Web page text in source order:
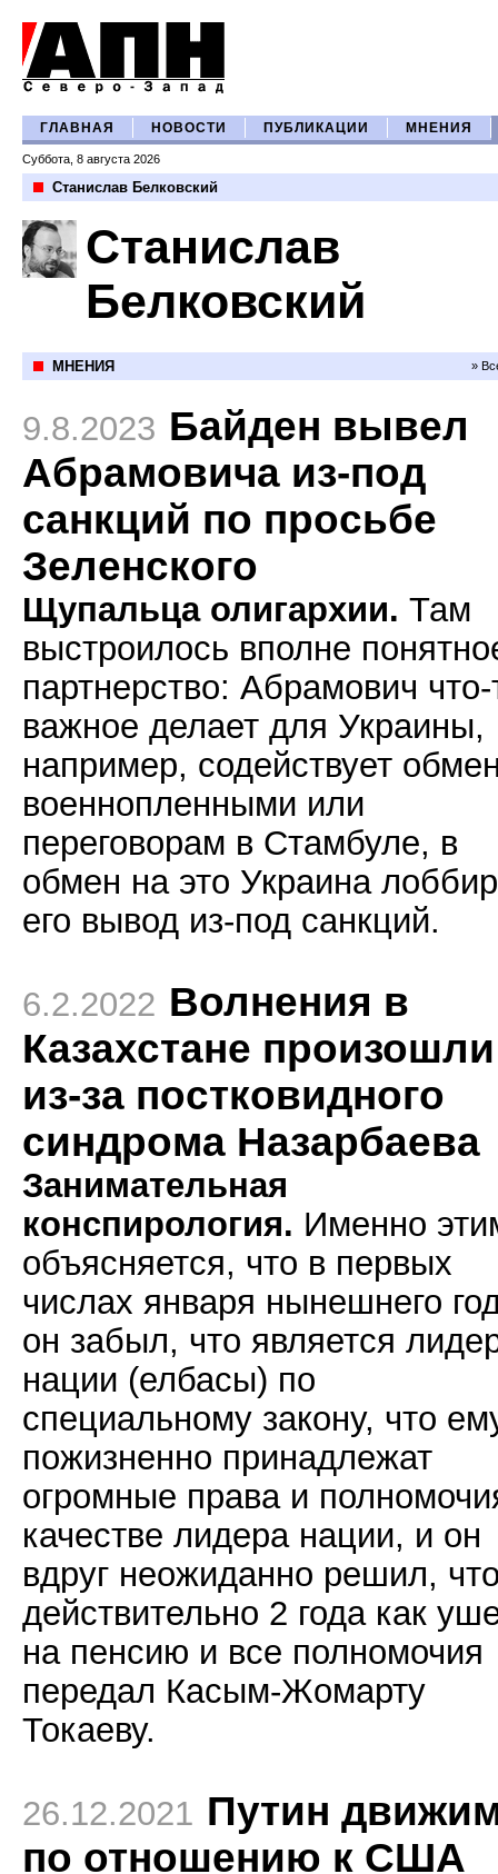
ГЛАВНАЯ НОВОСТИ ПУБЛИКАЦИИ МНЕНИЯ
Суббота, 8 августа 2026
Станислав Белковский
Станислав
Белковский
МНЕНИЯ »
9.8.2023 Байден вывел
Абрамовича из-под
санкций по просьбе
Зеленского
Щупальца олигархии. Там
выстроилось вполне
партнерство: Абрамович что-
важное делает для Украины,
например, содействует
военнопленными или
переговорам в Стамбуле, в
обмен на это Украина
его вывод из-под санкций.
6.2.2022 Волнения в
Казахстане произошли
из-за постковидного
синдрома Назарбаева
Занимательная
конспирология. Именно
объясняется, что в первых
числах января нынешнего
он забыл, что является
нации (елбасы) по
специальному закону, что
пожизненно принадлежат
огромные права и
качестве лидера нации, и он
вдруг неожиданно решил,
действительно 2 года как
на пенсию и все полномочия
передал Касым-Жомарту
Токаеву.
26.12.2021 Путин
по отношению к США